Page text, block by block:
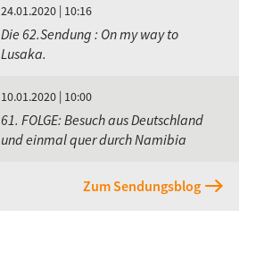
24.01.2020 | 10:16
Die 62.Sendung : On my way to
Lusaka.
10.01.2020 | 10:00
61. FOLGE: Besuch aus Deutschland
und einmal quer durch Namibia
Zum Sendungsblog